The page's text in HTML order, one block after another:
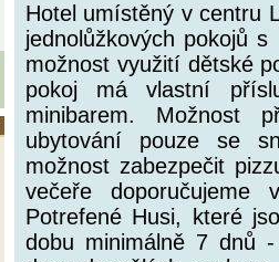
Hotel umístěný v centru
jednolůžkových pokojů
možnost využití dětské
pokoj má vlastní
minibarem. Možnost
ubytování pouze se
možnost zabezpečit
večeře
Potrefené Husi, které
dobu minimálně 7 dnů